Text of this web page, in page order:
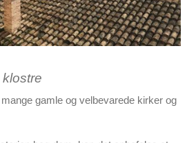
gamle og velbevarede kirker og